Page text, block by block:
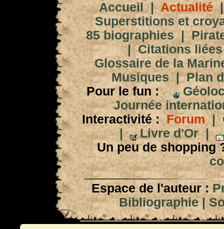
Accueil|Actualité
Superstitions et
85 biographies|
|Citations
Glossaire de la
Musiques|Plan
Pour le fun :
Journée
Interactivité : Forum|
|
Livre d'Or|
Un peu de shopping
Espace de l'auteur :
Bibliographie|